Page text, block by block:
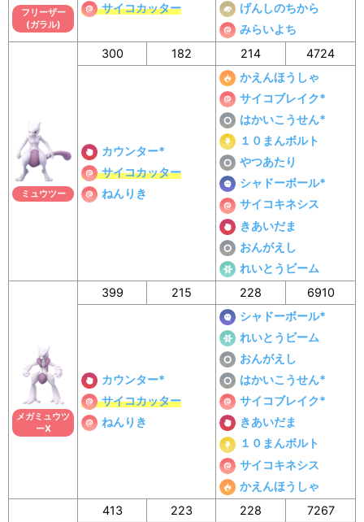
フリーザー
(ガラル)
サイコカッター
げんしのちから
みらいよち
ミュウツー
300 182 214 4724
カウンター*
サイコカッター
ねんりき
かえんほうしゃ
サイコブレイク*
はかいこうせん*
１０まんボルト
やつあたり
シャドーボール*
サイコキネシス
きあいだま
おんがえし
れいとうビーム
メガミュウツ
ーX
399 215 228 6910
カウンター*
サイコカッター
ねんりき
シャドーボール*
れいとうビーム
おんがえし
はかいこうせん*
サイコブレイク*
きあいだま
１０まんボルト
サイコキネシス
かえんほうしゃ
413 223 228 7267